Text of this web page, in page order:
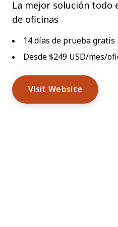
La mejor solución todo
de oficinas
14 días de prueba gratis
Desde $249 USD/mes/
Visit Website